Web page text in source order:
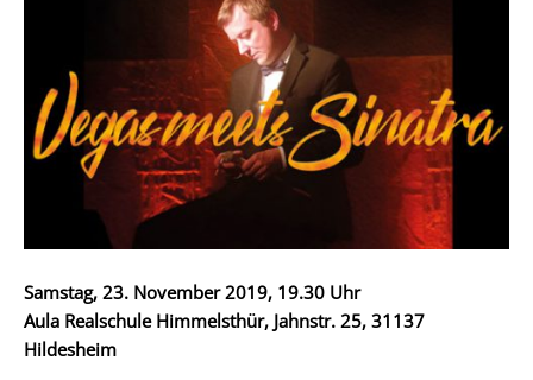
Samstag, 23. November 2019, 19.30 Uhr
Aula Realschule Himmelsthür, Jahnstr. 25, 31137
Hildesheim